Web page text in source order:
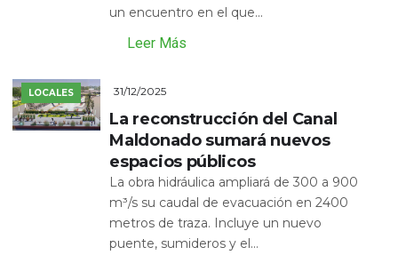
un encuentro en el que...
Leer Más
LOCALES 31/12/2025
La reconstrucción del Canal
Maldonado sumará nuevos
espacios públicos
La obra hidráulica ampliará de 300 a 900
m³/s su caudal de evacuación en 2400
metros de traza. Incluye un nuevo
puente, sumideros y el...